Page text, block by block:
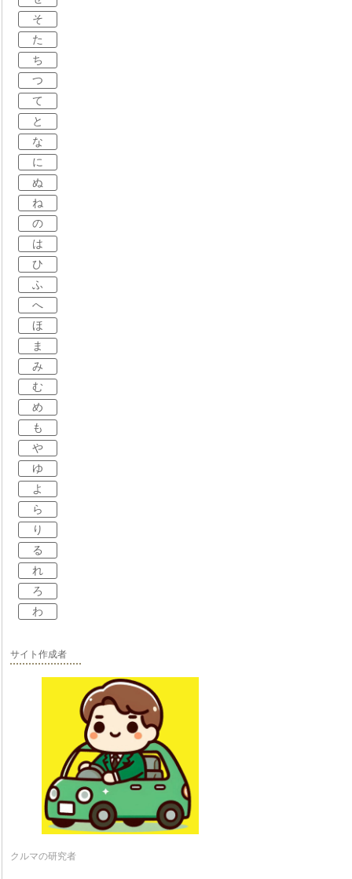
そ
た
ち
つ
て
と
な
に
ぬ
ね
の
は
ひ
ふ
へ
ほ
ま
み
む
め
も
や
ゆ
よ
ら
り
る
れ
ろ
わ
サイト作成者
クルマの研究者